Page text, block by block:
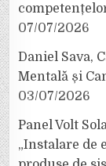
07/07/2026
Daniel Sava,
Mentală și
03/07/2026
Panel Volt
„Instalare de